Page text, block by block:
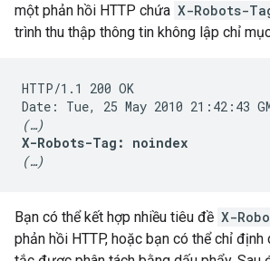
một phản hồi HTTP chứa X-Robots-
trình thu thập thông tin không lập chỉ
HTTP/1.1 200 OK
(…)
X-Robots-Tag: noindex
(…)
Bạn có thể kết hợp nhiều tiêu đề X-
phản hồi HTTP, hoặc bạn có thể chỉ định